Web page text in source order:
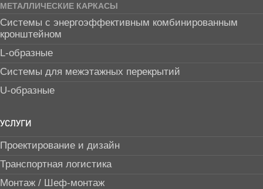
МЕТАЛЛИЧЕСКИЕ КАРКАСЫ
Системы с энергоэффективным комбинированным
кронштейном
L-образные
Системы для межэтажных перекрытий
U-образные
УСЛУГИ
Проектирование и дизайн
Транспортная логистика
Монтаж / Шеф-монтаж